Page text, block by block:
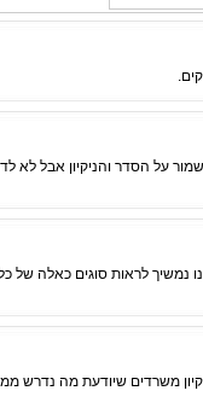
על הסדר והניקיון אבל לא
נמשיך לראות סוגים כאלה של
משרדים שיודעת מה נדרש